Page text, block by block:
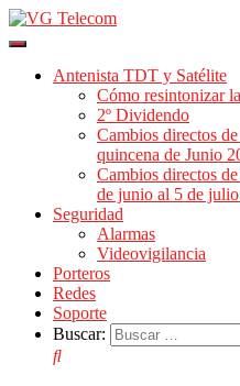
Cambiar
navegación
Antenista TDT y Satélite
Cómo resintonizar
2º Dividendo
Cambios directos
quincena de Junio
Cambios directos
de junio al 5 de
Seguridad
Alarmas
Videovigilancia
Porteros
Redes
Soporte
Buscar: